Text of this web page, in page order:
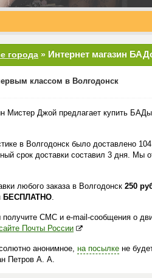
города » Интернет магазин
классом в Волгодонск
Мистер Джой предлагает купить
в Волгодонск было доставлено
срок доставки составил 3 дня. Мы
любого заказа в Волгодонск 250
БЕСПЛАТНО.
СМС и e-mail-сообщения о
Почты России
анонимное, на посылке не
Петров А. А.